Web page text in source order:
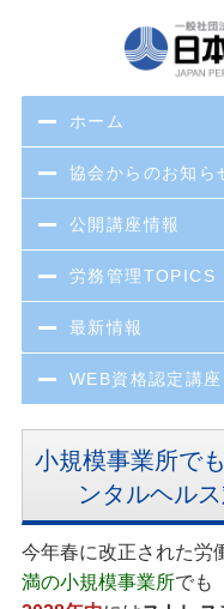
ホーム
協会からのお知ら
公開講座情報
労務管理TOPICS
最新情報
WEB資格認定講座
小規模事業所で
ンタルヘル
今年春に改正された労
満の小規模事業所でも